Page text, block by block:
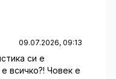
09.07.2026, 09:13
си е
всичко?! Човек е